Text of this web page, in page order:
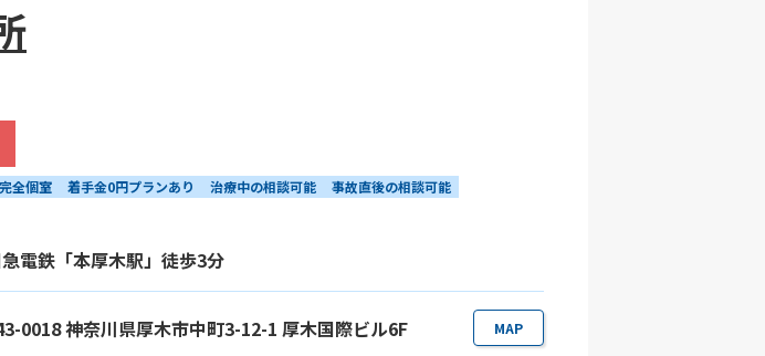
完全個室 着手金0円プランあり 治療中の相談可能
事故直後の相談可能
電鉄「本厚木駅」徒歩3分
0018 神奈川県厚木市中町3-12-1 厚木国際ビル6F MAP